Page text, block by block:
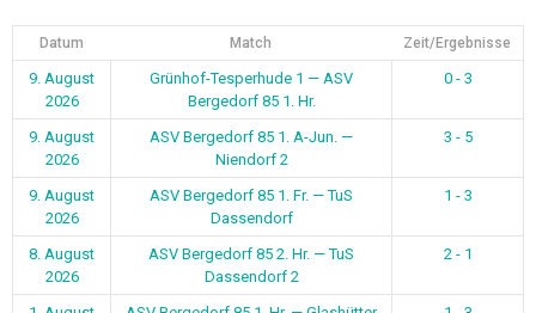
Datum Match Zeit/Ergebnisse
9. August
2026
Grünhof-Tesperhude 1 — ASV
Bergedorf 85 1. Hr.
0 - 3
9. August
2026
ASV Bergedorf 85 1. A-Jun. —
Niendorf 2
3 - 5
9. August
2026
ASV Bergedorf 85 1. Fr. — TuS
Dassendorf
1 - 3
8. August
2026
ASV Bergedorf 85 2. Hr. — TuS
Dassendorf 2
2 - 1